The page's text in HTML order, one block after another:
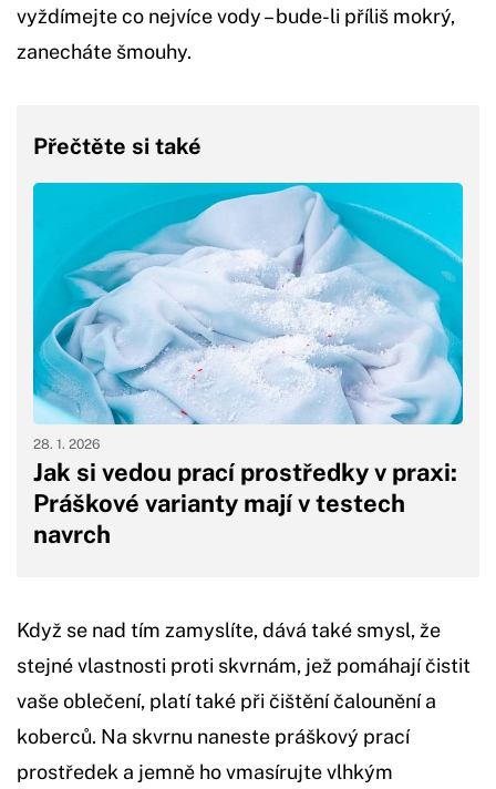
vyždímejte co nejvíce vody – bude-li příliš mokrý,
zanecháte šmouhy.
Přečtěte si také
Jak si vedou prací prostředky v praxi:
Práškové varianty mají v testech
navrch
28. 1. 2026
Když se nad tím zamyslíte, dává také smysl, že
stejné vlastnosti proti skvrnám, jež pomáhají čistit
vaše oblečení, platí také při čištění čalounění a
koberců. Na skvrnu naneste práškový prací
prostředek a jemně ho vmasírujte vlhkým